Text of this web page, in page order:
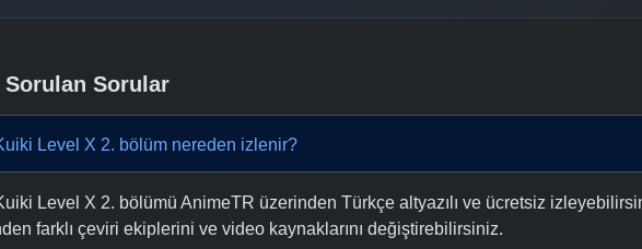
Sorulan Sorular
Level X 2. bölüm nereden izlenir?
Level X 2. bölümü AnimeTR üzerinden Türkçe altyazılı ve ücretsiz
farklı çeviri ekiplerini ve video kaynaklarını değiştirebilirsiniz.